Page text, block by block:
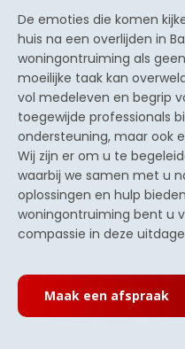
De emoties die komen
huis na een overlijden in
woningontruiming als
moeilijke taak kan
vol medeleven en begrip
toegewijde professionals
ondersteuning, maar ook
Wij zijn er om u te
waarbij we samen met u
oplossingen en hulp
woningontruiming bent u
compassie in deze
Maak een afspraak